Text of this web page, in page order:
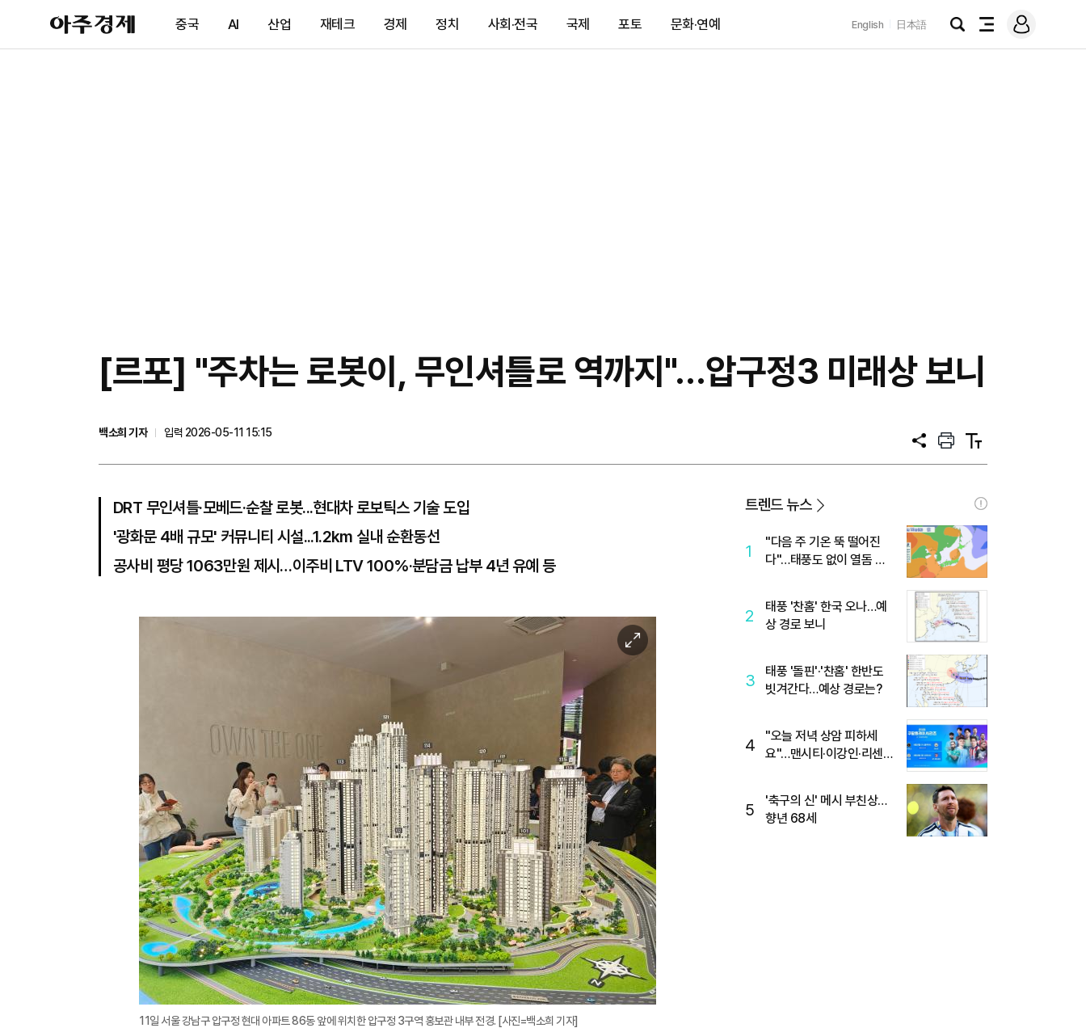
아
주
제
중국 AI 산업 재테크 경제 정치 사회·전국 국제 포토 문화·연예 English 日本語
검
전
메
그
[르포] "주차는 로봇이, 무인셔틀로 역까지"…압구정3 미래상 보니
백소희 기자
입력 2026-05-11 15:15
공
프
트
텍
트
DRT 무인셔틀·모베드·순찰 로봇...현대차 로보틱스 기술 도입
'광화문 4배 규모' 커뮤니티 시설...1.2km 실내 순환동선
공사비 평당 1063만원 제시…이주비 LTV 100%·분담금 납부 4년 유예 등
이
미
11일 서울 강남구 압구정 현대 아파트 86동 앞에 위치한 압구정 3구역 홍보관 내부 전경. [사진=백소희 기자]
트렌드 뉴스
1
"다음 주 기온 뚝 떨어진
다"…태풍도 없이 열돔 박
2
태풍 '찬홈' 한국 오나…예
상 경로 보니
3
태풍 '돌핀'·'찬홈' 한반도
빗겨간다…예상 경로는?
4
"오늘 저녁 상암 피하세
요"…맨시티·이강인·리센느
5
'축구의 신' 메시 부친상…
향년 68세